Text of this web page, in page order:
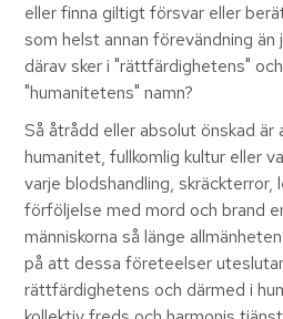
eller finna giltigt försvar eller
som helst annan förevändning
därav sker i "rättfärdighetens"
"humanitetens" namn?
Så åtrådd eller absolut önskad är
humanitet, fullkomlig kultur eller
varje blodshandling, skräckterror,
förföljelse med mord och brand
människorna så länge
på att dessa företeelser
rättfärdighetens och därmed i